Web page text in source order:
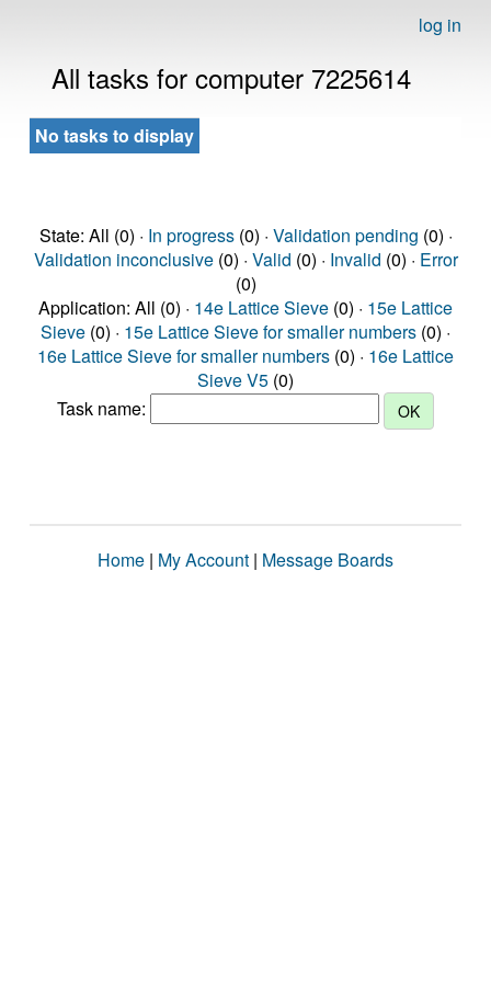
log in
All tasks for computer 7225614
No tasks to display
State: All (0) · In progress(0) · Validation pending (0) ·
Validation inconclusive(0) · Valid (0) · Invalid (0) · Error
(0)
Application: All (0) · 14e Lattice Sieve (0) · 15e Lattice
Sieve (0) · 15e Lattice Sieve for smaller numbers (0) ·
16e Lattice Sieve for smaller numbers (0) · 16e Lattice
Sieve V5 (0)
Task name:
Home | My Account | Message Boards